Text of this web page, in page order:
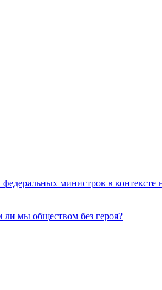
министров в контексте
ли мы обществом без героя?